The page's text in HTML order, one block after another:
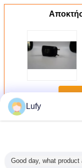
Περισσότεροι
Lufy
Good day, what